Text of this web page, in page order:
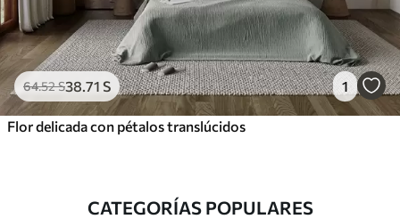
64.52S38 .71 S 1
Flor delicada con pétalos translúcidos
CATEGORÍAS POPULARES